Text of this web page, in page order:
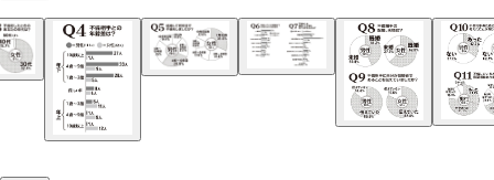
不倫相手との出会いは男女とも圧倒的に職場や仕
緊急調査！ ニッポンの不倫
緊急調査！ ニッポンの不倫
緊急調査！ ニッポンの不倫
緊急調査！ ニッポンの不倫
緊急調査！ ニッポンの不倫